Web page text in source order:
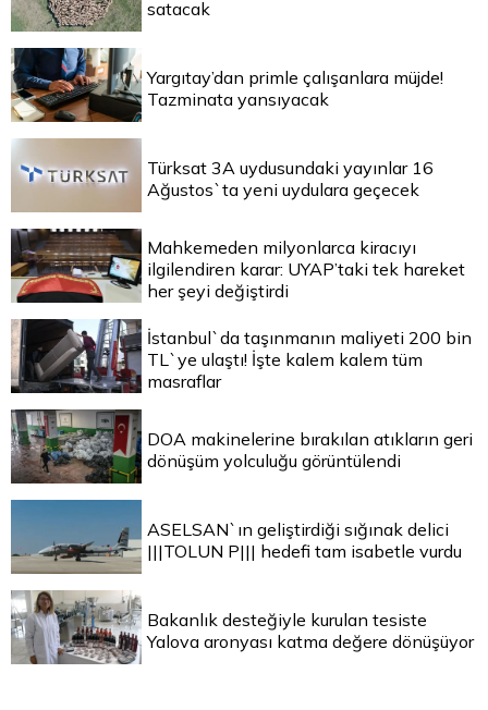
satacak
Yargıtay’dan primle çalışanlara müjde!
Tazminata yansıyacak
Türksat 3A uydusundaki yayınlar 16
Ağustos`ta yeni uydulara geçecek
Mahkemeden milyonlarca kiracıyı
ilgilendiren karar: UYAP’taki tek hareket
her şeyi değiştirdi
İstanbul`da taşınmanın maliyeti 200 bin
TL`ye ulaştı! İşte kalem kalem tüm
masraflar
DOA makinelerine bırakılan atıkların geri
dönüşüm yolculuğu görüntülendi
ASELSAN`ın geliştirdiği sığınak delici
|||TOLUN P||| hedefi tam isabetle vurdu
Bakanlık desteğiyle kurulan tesiste
Yalova aronyası katma değere dönüşüyor